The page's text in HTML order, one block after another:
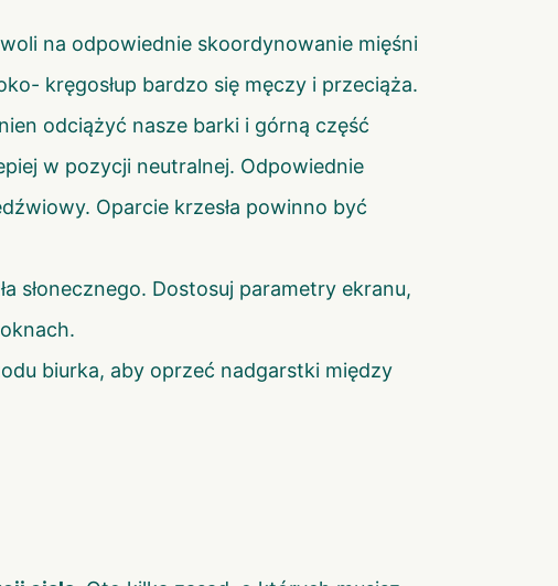
na odpowiednie skoordynowanie mięśni
kręgosłup bardzo się męczy i przeciąża.
odciążyć nasze barki i górną część
w pozycji neutralnej. Odpowiednie
Oparcie krzesła powinno być
słonecznego. Dostosuj parametry ekranu,
biurka, aby oprzeć nadgarstki między